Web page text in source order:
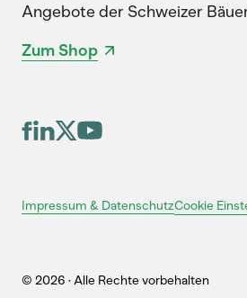
Angebote der Schweizer
Zum Shop
Impressum & DatenschutzCookie
© 2026 · Alle Rechte vorbehalten